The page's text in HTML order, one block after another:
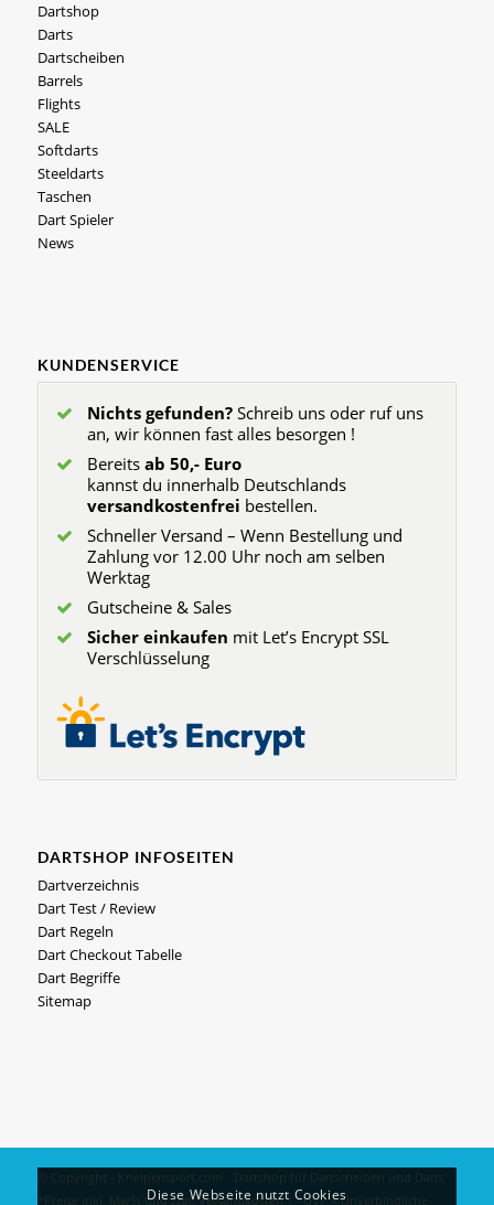
Dartshop
Darts
Dartscheiben
Barrels
Flights
SALE
Softdarts
Steeldarts
Taschen
Dart Spieler
News
KUNDENSERVICE
Nichts gefunden?Schreib uns oder ruf uns
an, wir können fast alles besorgen !
Bereits ab 50,- Euro
kannst du innerhalb Deutschlands
versandkostenfrei bestellen.
Schneller Versand – Wenn Bestellung und
Zahlung vor 12.00 Uhr noch am selben
Werktag
Gutscheine & Sales
Sicher einkaufen mit Let’s Encrypt SSL
Verschlüsselung
DARTSHOP INFOSEITEN
Dartverzeichnis
Dart Test / Review
Dart Regeln
Dart Checkout Tabelle
Dart Begriffe
Sitemap
© Copyright - Kneipensport.com - Dartshop für Dartscheiben und Darts
*Preise inkl. MwSt und zzgl.Versandkosten| *UVP = Unverbindliche
Diese Webseite nutzt Cookies